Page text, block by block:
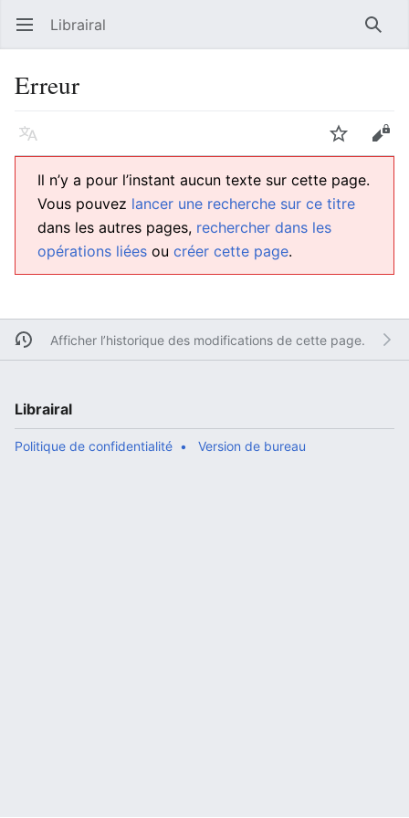
Ouvrir le menu principal Librairal
Erreur
Langue Suivre
Il n’y a pour l’instant aucun texte sur cette page.
Vous pouvez lancer une recherche sur ce titre
dans les autres pages, rechercher dans les
opérations liées ou créer cette page.
Afficher l’historique des modifications de cette page.
Librairal
Politique de confidentialité Version de bureau